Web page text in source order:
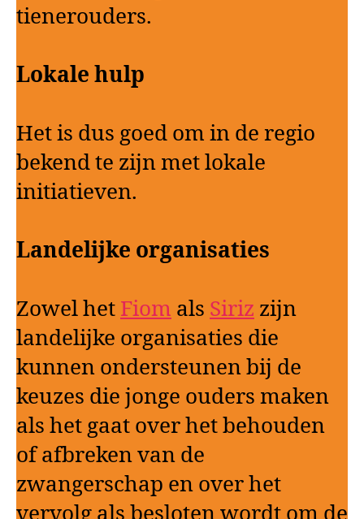
tienerouders.
Lokale hulp
Het is dus goed om in de regio
bekend te zijn met lokale
initiatieven.
Landelijke organisaties
Zowel het Fiom als Siriz zijn
landelijke organisaties die
kunnen ondersteunen bij de
keuzes die jonge ouders maken
als het gaat over het behouden
of afbreken van de
zwangerschap en over het